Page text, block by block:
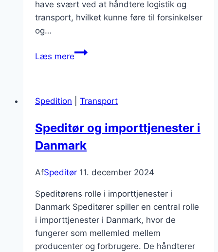
have svært ved at håndtere logistik og
transport, hvilket kunne føre til forsinkelser
og…
Læs mereSpeditør
distribution
Spedition Transport
Speditør og importtjenester i
Danmark
AfSpeditør 11. december 2024
Speditørens rolle i importtjenester i
Danmark Speditører spiller en central rolle
i importtjenester i Danmark, hvor de
fungerer som mellemled mellem
producenter og forbrugere. De håndterer